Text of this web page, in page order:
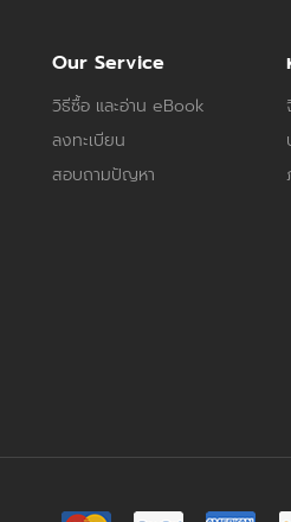
Our Service
วิธีซื้อ และอ่าน eBook
ลงทะเบียน
สอบถามปัญหา